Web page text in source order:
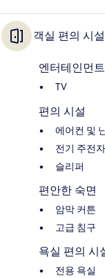
객실 편의 시설
엔터테인먼트
TV
편의 시설
에어컨 및
전기 주전자
슬리퍼
편안한 숙면
암막 커튼
고급 침구
욕실 편의 시
전용 욕실